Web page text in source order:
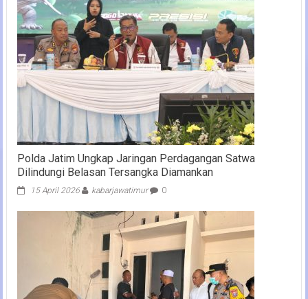
Polda Jatim Ungkap Jaringan Perdagangan Satwa
Dilindungi Belasan Tersangka Diamankan
15 April 2026 kabarjawatimur 0